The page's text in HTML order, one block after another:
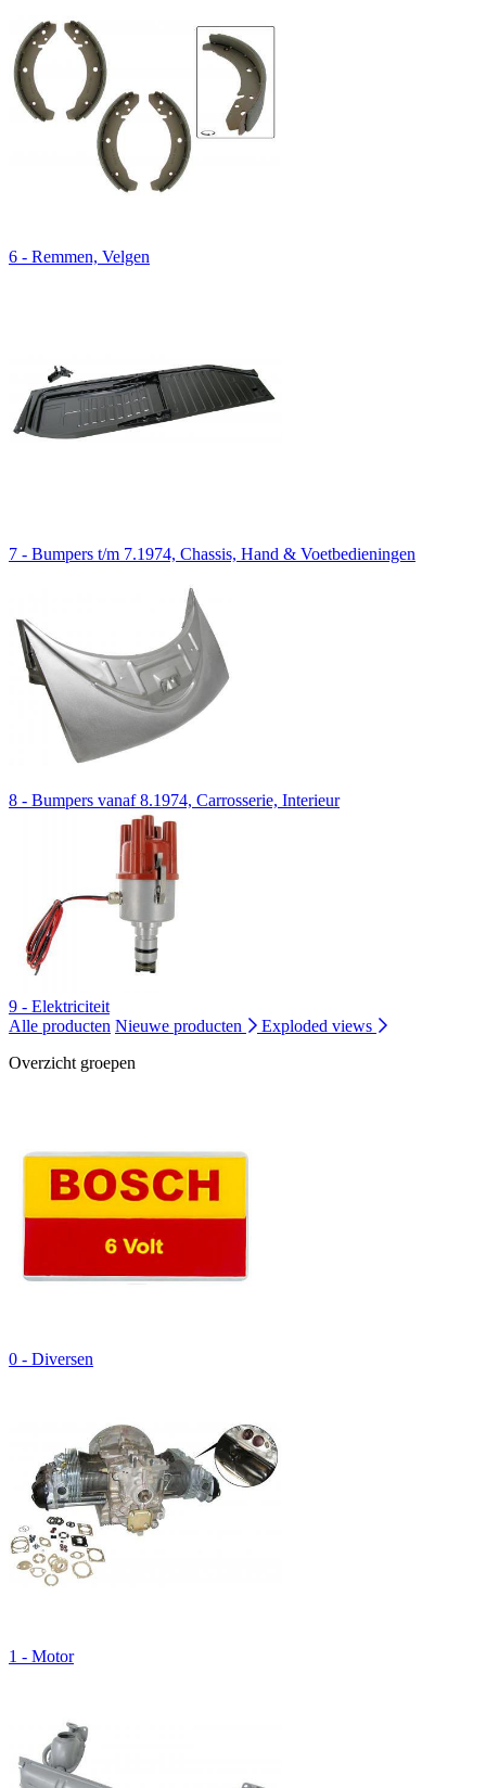
6 - Remmen, Velgen
7 - Bumpers t/m 7.1974, Chassis, Hand & Voetbedieningen
8 - Bumpers vanaf 8.1974, Carrosserie, Interieur
9 - Elektriciteit
Alle producten Nieuwe producten
Exploded views
Overzicht groepen
0 - Diversen
1 - Motor